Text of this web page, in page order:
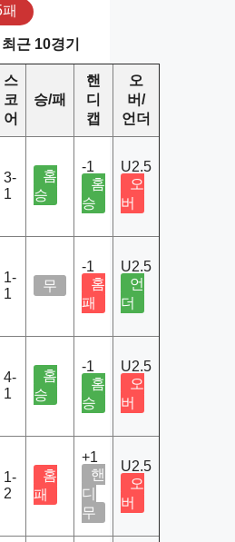
근 10경기
스
코
어
승/패
핸
디
캡
오
버/
언더
3-
1
홈
승
-1
홈
승
U2.5
오
버
1-
1
무
-1
홈
패
U2.5
언
더
4-
1
홈
승
-1
홈
승
U2.5
오
버
1-
2
홈
패
+1
핸
디
무
U2.5
오
버